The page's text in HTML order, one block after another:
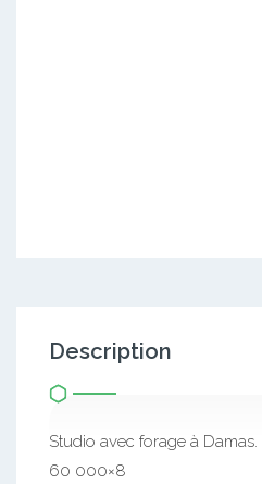
Description
Studio avec forage à
60 000×8